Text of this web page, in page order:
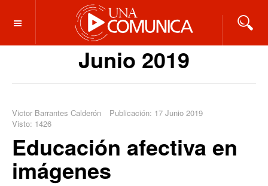
OFF CANVAS
Junio 2019
Victor Barrantes Calderón
Publicación: 17 Junio 2019
Visto: 1426
Educación afectiva en
imágenes